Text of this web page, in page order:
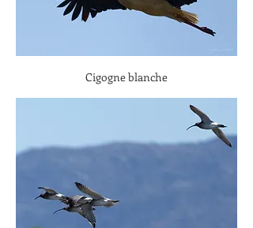
Cigogne blanche